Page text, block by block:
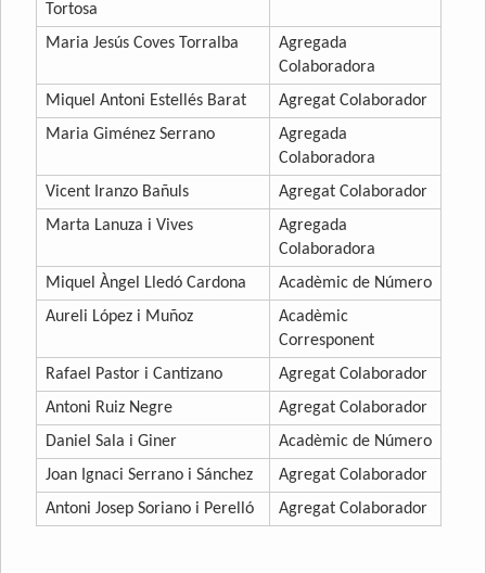
Tortosa
Maria Jesús Coves Torralba
Agregada
Colaboradora
Miquel Antoni Estellés Barat
Agregat Colaborador
Maria Giménez Serrano
Agregada
Colaboradora
Vicent Iranzo Bañuls
Agregat Colaborador
Marta Lanuza i Vives
Agregada
Colaboradora
Miquel Àngel Lledó Cardona
Acadèmic de Número
Aureli López i Muñoz
Acadèmic
Corresponent
Rafael Pastor i Cantizano
Agregat Colaborador
Antoni Ruiz Negre
Agregat Colaborador
Daniel Sala i Giner
Acadèmic de Número
Joan Ignaci Serrano i Sánchez
Agregat Colaborador
Antoni Josep Soriano i Perelló
Agregat Colaborador